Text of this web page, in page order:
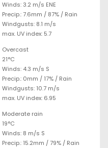
Winds: 3.2 m/s ENE
Precip.:7.6mm / 87% / Rain
Windgusts: 8.1 m/s
max. UV index: 5.7
Overcast
21°C
Winds: 4.3 m/s S
Precip.: 0mm / 17% / Rain
Windgusts: 10.7 m/s
max. UV index: 6.95
Moderate rain
19°C
Winds: 8 m/s S
Precip.: 15.2mm /79% / Rain